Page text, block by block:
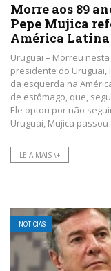
Morre aos 89
Pepe Mujica
América Latina
Uruguai – Morreu
presidente do Uruguai,
da esquerda na
de estômago, que,
Ele optou por não
Uruguai, Mujica passou
LEIA MAIS \+
NOTÍCIAS